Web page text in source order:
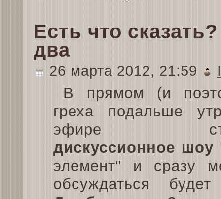
Есть что
два
26 марта 2012, 21:59
В прямом (и
греха подальше
эфире
дискуссионное шоу
элемент" и сразу
обсуждаться